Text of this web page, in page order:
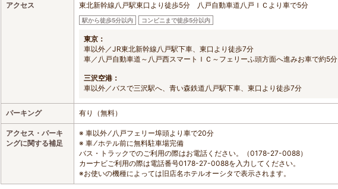
アクセス 東北新幹線八戸駅東口より徒歩5分 八戸自動車道八戸ＩＣより車で5分
駅から徒歩5分以内 コンビニまで徒歩5分以内
東京：
車以外／JR東北新幹線八戸駅下車、東口より徒歩7分
車／八戸自動車道～八戸西スマートＩＣ～フェリーふ頭方面へ進みお車で約5分
三沢空港：
車以外／バスで三沢駅へ、青い森鉄道八戸駅下車、東口より徒歩7分
パーキング 有り（無料）
アクセス・パーキ
ングに関する補足
※ 車以外 ⁄ 八戸フェリー埠頭より車で20分
※ 車 ⁄ ホテル前に無料駐車場完備
バス・トラックでのご利用の際はお電話ください。（0178-27-0088）
カーナビご利用の際は電話番号0178-27-0088を入力してください。
※お使いの機種によっては旧店名ホテルオーシタで表示されます。